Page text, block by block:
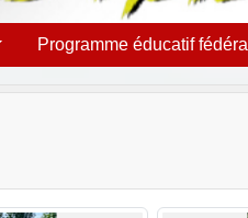
Programme éducatif fédéral